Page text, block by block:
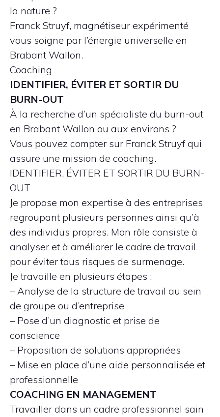
la nature ?
Franck Struyf, magnétiseur expérimenté
vous soigne par l’énergie universelle en
Brabant Wallon.
Coaching
IDENTIFIER, ÉVITER ET SORTIR DU
BURN-OUT
À la recherche d’un spécialiste du burn-out
en Brabant Wallon ou aux environs ?
Vous pouvez compter sur Franck Struyf qui
assure une mission de coaching.
IDENTIFIER, ÉVITER ET SORTIR DU BURN-
OUT
Je propose mon expertise à des entreprises
regroupant plusieurs personnes ainsi qu’à
des individus propres. Mon rôle consiste à
analyser et à améliorer le cadre de travail
pour éviter tous risques de surmenage.
Je travaille en plusieurs étapes :
– Analyse de la structure de travail au sein
de groupe ou d’entreprise
– Pose d’un diagnostic et prise de
conscience
– Proposition de solutions appropriées
– Mise en place d’une aide personnalisée et
professionnelle
COACHING EN MANAGEMENT
Travailler dans un cadre professionnel sain